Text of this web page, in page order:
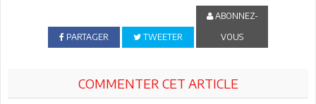
PARTAGER TWEETER
ABONNEZ-
VOUS
COMMENTER CET ARTICLE